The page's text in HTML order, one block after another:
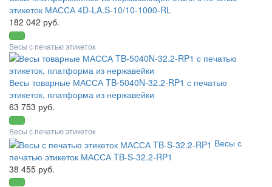
этикеток МАССА 4D-LA.S-10/10-1000-RL
182 042 руб.
Весы с печатью этикеток
Весы товарные МАССА TB-5040N-32.2-RP1 с печатью
этикеток, платформа из нержавейки
63 753 руб.
Весы с печатью этикеток
Весы с
печатью этикеток МАССА TB-S-32.2-RP1
38 455 руб.